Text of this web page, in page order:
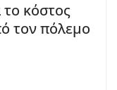
κόστος
τον πόλεμο